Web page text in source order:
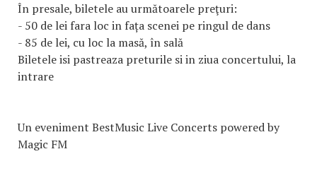
În presale, biletele au următoarele preţuri:
- 50 de lei fara loc in fața scenei pe ringul de dans
- 85 de lei, cu loc la masă, în sală
Biletele isi pastreaza preturile si in ziua concertului, la
intrare
Un eveniment BestMusic Live Concerts powered by
Magic FM